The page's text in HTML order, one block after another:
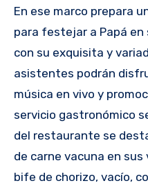
En ese marco prepara
para festejar a Papá en
con su exquisita y
asistentes podrán
música en vivo y
servicio gastronómico
del restaurante se
de carne vacuna en
bife de chorizo, vacío,